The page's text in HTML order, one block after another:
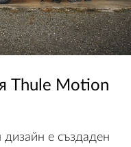
Thule Motion
е създаден